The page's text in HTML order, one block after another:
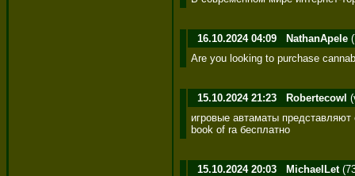
16.10.2024 04:09 NathanApele
Are you looking to purchase
15.10.2024 21:23 Robertecowl
игровые автаматы
book of ra бесплатно
15.10.2024 20:03 MichaelLet